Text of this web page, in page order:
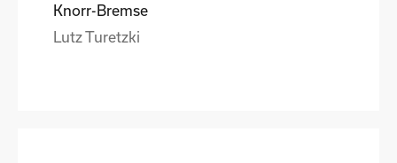
Knorr-Bremse
Lutz Turetzki